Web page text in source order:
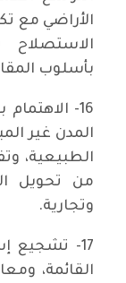
الأراضي مع
الاستصلاح
بأسلوب
16-
المدن غير
الطبيعية،
من تحويل
وتجارية.
17- تشجيع
القائمة،